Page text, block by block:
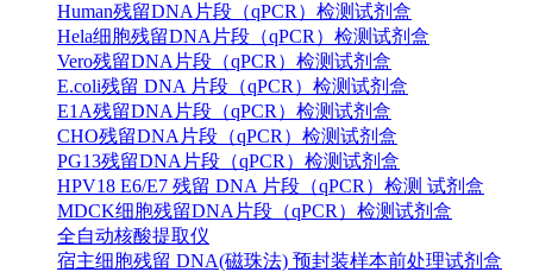
Human残留DNA片段（qPCR）检测试剂盒
Hela细胞残留DNA片段（qPCR）检测试剂盒
Vero残留DNA片段（qPCR）检测试剂盒
E.coli残留 DNA 片段（qPCR）检测试剂盒
E1A残留DNA片段（qPCR）检测试剂盒
CHO残留DNA片段（qPCR）检测试剂盒
PG13残留DNA片段（qPCR）检测试剂盒
HPV18 E6/E7 残留 DNA 片段（qPCR）检测 试剂盒
MDCK细胞残留DNA片段（qPCR）检测试剂盒
全自动核酸提取仪
宿主细胞残留 DNA(磁珠法) 预封装样本前处理试剂盒